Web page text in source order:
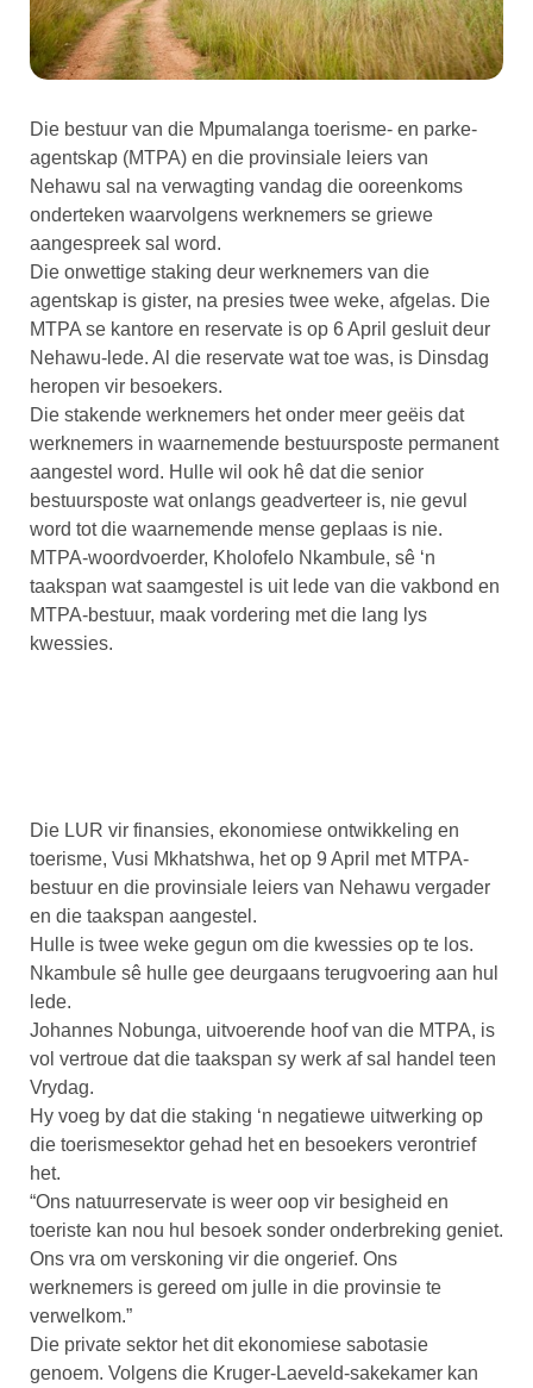
Die bestuur van die Mpumalanga toerisme- en parke-
agentskap (MTPA) en die provinsiale leiers van
Nehawu sal na verwagting vandag die ooreenkoms
onderteken waarvolgens werknemers se griewe
aangespreek sal word.
Die onwettige staking deur werknemers van die
agentskap is gister, na presies twee weke, afgelas. Die
MTPA se kantore en reservate is op 6 April gesluit deur
Nehawu-lede. Al die reservate wat toe was, is Dinsdag
heropen vir besoekers.
Die stakende werknemers het onder meer geëis dat
werknemers in waarnemende bestuursposte permanent
aangestel word. Hulle wil ook hê dat die senior
bestuursposte wat onlangs geadverteer is, nie gevul
word tot die waarnemende mense geplaas is nie.
MTPA-woordvoerder, Kholofelo Nkambule, sê ‘n
taakspan wat saamgestel is uit lede van die vakbond en
MTPA-bestuur, maak vordering met die lang lys
kwessies.
Die LUR vir finansies, ekonomiese ontwikkeling en
toerisme, Vusi Mkhatshwa, het op 9 April met MTPA-
bestuur en die provinsiale leiers van Nehawu vergader
en die taakspan aangestel.
Hulle is twee weke gegun om die kwessies op te los.
Nkambule sê hulle gee deurgaans terugvoering aan hul
lede.
Johannes Nobunga, uitvoerende hoof van die MTPA, is
vol vertroue dat die taakspan sy werk af sal handel teen
Vrydag.
Hy voeg by dat die staking ‘n negatiewe uitwerking op
die toerismesektor gehad het en besoekers verontrief
het.
“Ons natuurreservate is weer oop vir besigheid en
toeriste kan nou hul besoek sonder onderbreking geniet.
Ons vra om verskoning vir die ongerief. Ons
werknemers is gereed om julle in die provinsie te
verwelkom.”
Die private sektor het dit ekonomiese sabotasie
genoem. Volgens die Kruger-Laeveld-sakekamer kan